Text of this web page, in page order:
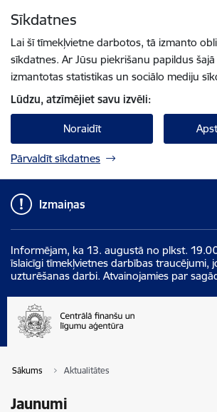
Sīkdatnes
Lai šī tīmekļvietne darbotos, tā izmanto
sīkdatnes. Ar Jūsu piekrišanu papildus
izmantotas statistikas un sociālo mediju
Lūdzu, atzīmējiet savu izvēli:
Noraidīt
Pārvaldīt sīkdatnes
Izmaiņas
Informējam, ka 13. augustā no plkst.
īslaicīgi tīmekļvietnes darbības traucējumi,
uzturēšanas darbi. Atvainojamies par
Sākums Aktualitātes
Jaunumi